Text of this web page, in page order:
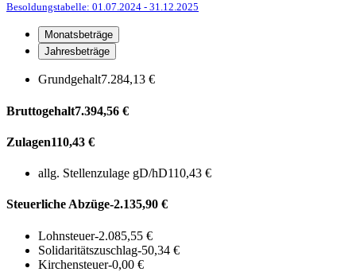
Besoldungstabelle: 01.07.2024 - 31.12.2025
Monatsbeträge
Jahresbeträge
Grundgehalt7.284,13 €
Bruttogehalt7.394,56 €
Zulagen110,43 €
allg. Stellenzulage gD/hD110,43 €
Steuerliche Abzüge-2.135,90 €
Lohnsteuer-2.085,55 €
Solidaritätszuschlag-50,34 €
Kirchensteuer-0,00 €